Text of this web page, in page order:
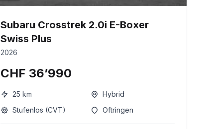
Subaru Crosstrek 2.0i E-Boxer
Swiss Plus
2026
CHF 36’990
25 km
Hybrid
Stufenlos (CVT)
Oftringen